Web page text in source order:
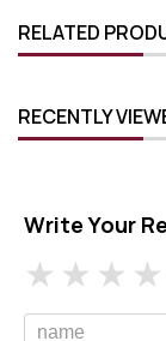
RELATED
RECENTLY
Write Your